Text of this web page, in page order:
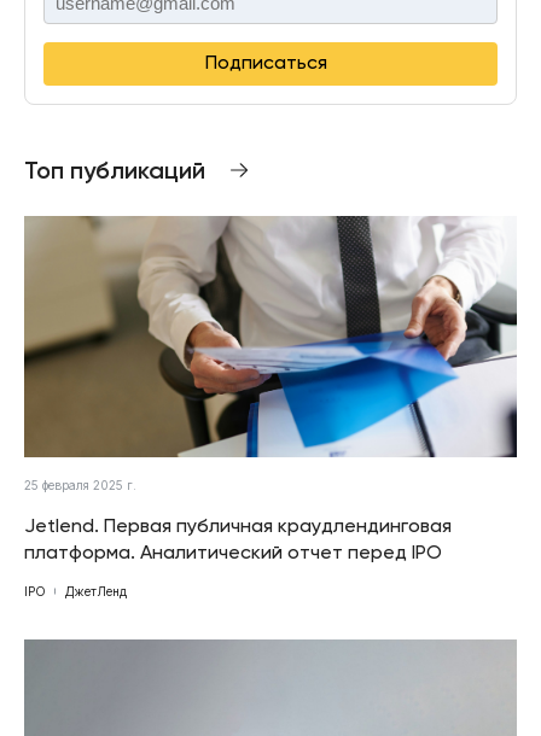
Подписаться
Топ публикаций
25 февраля 2025 г.
Jetlend. Первая публичная краудлендинговая
платформа. Аналитический отчет перед IPO
IPO ДжетЛенд